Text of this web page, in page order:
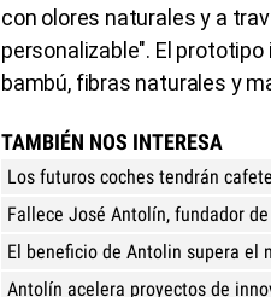
con olores naturales y a
personalizable". El
bambú, fibras naturales y
TAMBIÉN NOS INTERESA
Los futuros coches tendrán
Fallece José Antolín, fundador
El beneficio de Antolin supera el
Antolín acelera proyectos de